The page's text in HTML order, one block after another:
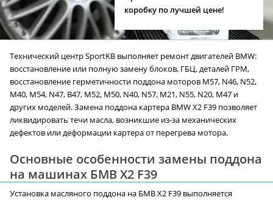
коробку по лучшей цене!
Технический центр SportKB выполняет ремонт двигателей BMW:
восстановление или полную замену блоков, ГБЦ, деталей ГРМ,
восстановление герметичности поддона моторов M57, N46, N52,
M40, M54, N47, B47, M52, M50, N40, N57, M21, N55, N20, M47 и
других моделей. Замена поддона картера BMW X2 F39 позволяет
ликвидировать течи масла, возникшие из-за механических
дефектов или деформации картера от перегрева мотора.
Основные особенности замены поддона
на машинах БМВ X2 F39
Установка масляного поддона на БМВ X2 F39 выполняется